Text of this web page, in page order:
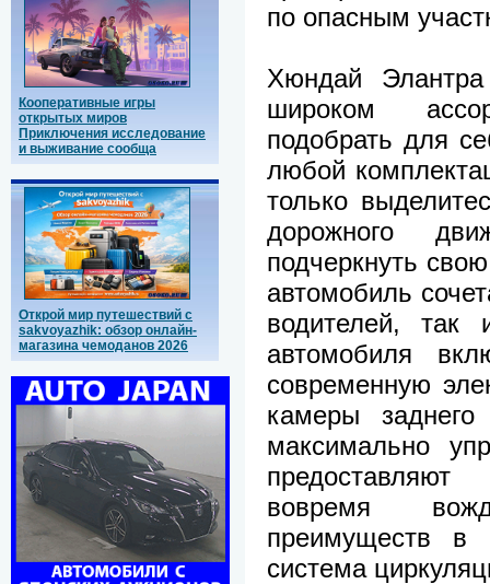
Кооперативные игры
открытых миров
Приключения исследование
и выживание сообща
Открой мир путешествий с
sakvoyazhik: обзор онлайн-
магазина чемоданов 2026
по опасным
Хюндай
широком
подобрать для
любой
только
дорожного
подчеркнуть
автомобиль
водителей,
автомобиля
современную
камеры
максимально
вовремя
преимуществ в
система